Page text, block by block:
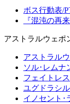
ボス行動表/
『混沌の再
アストラルウェポ
アストラル
ソル･レムナ
フェイトレ
ユグドラシ
イノセント･